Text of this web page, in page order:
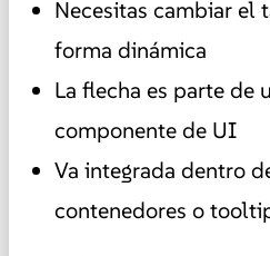
Necesitas cambiar el
forma dinámica
La flecha es parte de
componente de UI
Va integrada dentro
contenedores o